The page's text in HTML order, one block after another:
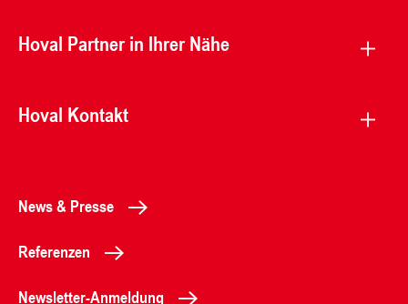
Hoval Partner in Ihrer Nähe
Hoval Kontakt
News & Presse
Referenzen
Newsletter-Anmeldung